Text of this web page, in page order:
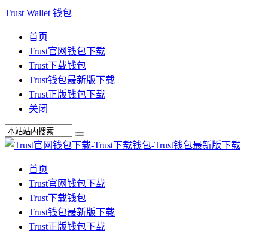
Trust Wallet 钱包
首页
Trust官网钱包下载
Trust下载钱包
Trust钱包最新版下载
Trust正版钱包下载
关闭
首页
Trust官网钱包下载
Trust下载钱包
Trust钱包最新版下载
Trust正版钱包下载